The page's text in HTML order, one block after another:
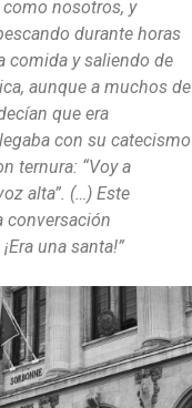
como nosotros, y
durante horas
comida y saliendo de
aunque a muchos de
que era
con su catecismo
ternura: “Voy a
alta”. (…) Este
conversación
una santa!”